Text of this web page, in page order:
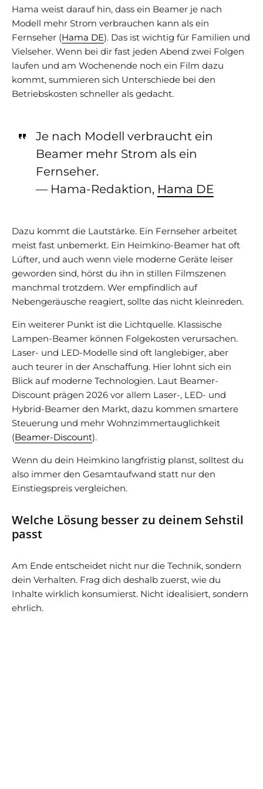
Hama weist darauf hin, dass ein Beamer je nach
Modell mehr Strom verbrauchen kann als ein
Fernseher (Hama DE). Das ist wichtig für Familien und
Vielseher. Wenn bei dir fast jeden Abend zwei Folgen
laufen und am Wochenende noch ein Film dazu
kommt, summieren sich Unterschiede bei den
Betriebskosten schneller als gedacht.
Je nach Modell verbraucht ein
Beamer mehr Strom als ein
Fernseher.
— Hama-Redaktion, Hama DE
Dazu kommt die Lautstärke. Ein Fernseher arbeitet
meist fast unbemerkt. Ein Heimkino-Beamer hat oft
Lüfter, und auch wenn viele moderne Geräte leiser
geworden sind, hörst du ihn in stillen Filmszenen
manchmal trotzdem. Wer empfindlich auf
Nebengeräusche reagiert, sollte das nicht kleinreden.
Ein weiterer Punkt ist die Lichtquelle. Klassische
Lampen-Beamer können Folgekosten verursachen.
Laser- und LED-Modelle sind oft langlebiger, aber
auch teurer in der Anschaffung. Hier lohnt sich ein
Blick auf moderne Technologien. Laut Beamer-
Discount prägen 2026 vor allem Laser-, LED- und
Hybrid-Beamer den Markt, dazu kommen smartere
Steuerung und mehr Wohnzimmertauglichkeit
(Beamer-Discount).
Wenn du dein Heimkino langfristig planst, solltest du
also immer den Gesamtaufwand statt nur den
Einstiegspreis vergleichen.
Welche Lösung besser zu deinem Sehstil
passt
Am Ende entscheidet nicht nur die Technik, sondern
dein Verhalten. Frag dich deshalb zuerst, wie du
Inhalte wirklich konsumierst. Nicht idealisiert, sondern
ehrlich.